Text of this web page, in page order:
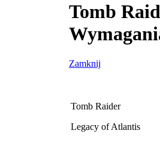
Tomb
Zamknij
Tomb Raider
Legacy of Atlantis